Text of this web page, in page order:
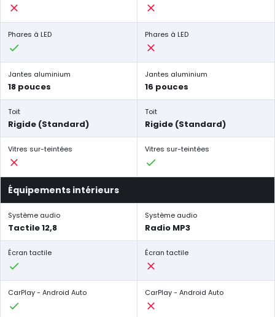
Phares à LED Phares à LED
Jantes aluminium
18 pouces
Jantes aluminium
16 pouces
Toit
Rigide (Standard)
Toit
Rigide (Standard)
Vitres sur-teintées Vitres sur-teintées
Équipements intérieurs
Système audio
Tactile 12,8
Système audio
Radio MP3
Écran tactile Écran tactile
CarPlay - Android Auto CarPlay - Android Auto